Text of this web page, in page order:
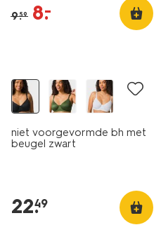
9.59 8.
–
niet voorgevormde bh met
beugel zwart
22.
49